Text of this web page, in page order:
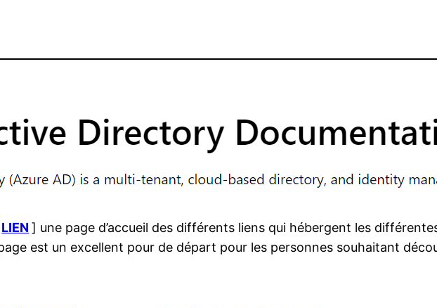
LIEN ] une page d’accueil des différents liens qui hébergent les
est un excellent pour de départ pour les personnes souhaitant